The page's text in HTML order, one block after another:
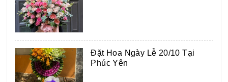
Đặt Hoa Ngày Lễ 20/10 Tại
Phúc Yên